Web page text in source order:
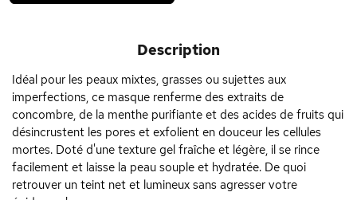
Description
Idéal pour les peaux mixtes, grasses ou sujettes aux
imperfections, ce masque renferme des extraits de
concombre, de la menthe purifiante et des acides de fruits qui
désincrustent les pores et exfolient en douceur les cellules
mortes. Doté d'une texture gel fraîche et légère, il se rince
facilement et laisse la peau souple et hydratée. De quoi
retrouver un teint net et lumineux sans agresser votre